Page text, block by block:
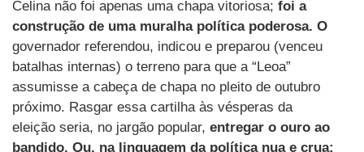
Celina não foi apenas uma chapa vitoriosa; foi a
construção de uma muralha política poderosa. O
governador referendou, indicou e preparou (venceu
batalhas internas) o terreno para que a “Leoa”
assumisse a cabeça de chapa no pleito de outubro
próximo. Rasgar essa cartilha às vésperas da
eleição seria, no jargão popular, entregar o ouro ao
bandido. Ou, na linguagem da política nua e crua: